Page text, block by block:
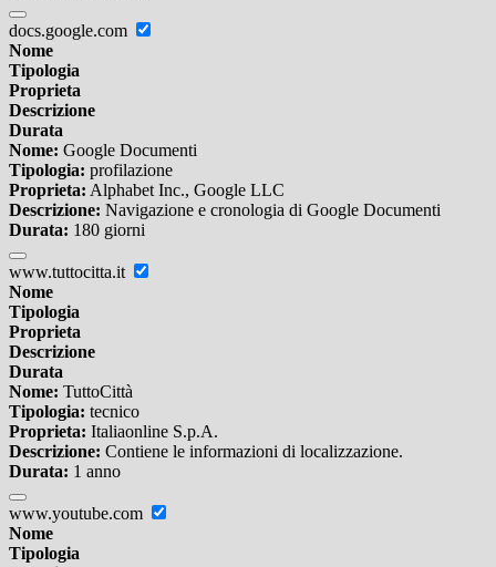
docs.google.com
Nome
Tipologia
Proprieta
Descrizione
Durata
Nome: Google Documenti
Tipologia: profilazione
Proprieta: Alphabet Inc., Google LLC
Descrizione: Navigazione e cronologia di Google Documenti
Durata: 180 giorni
www.tuttocitta.it
Nome
Tipologia
Proprieta
Descrizione
Durata
Nome: TuttoCittà
Tipologia: tecnico
Proprieta: Italiaonline S.p.A.
Descrizione: Contiene le informazioni di localizzazione.
Durata: 1 anno
www.youtube.com
Nome
Tipologia